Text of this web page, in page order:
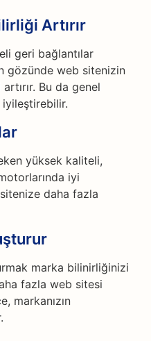
Artırır
geri bağlantılar
gözünde web sitenizin
Bu da genel
iyileştirebilir.
yüksek kaliteli,
iyi
daha fazla
marka bilinirliğinizi
fazla web sitesi
markanızın